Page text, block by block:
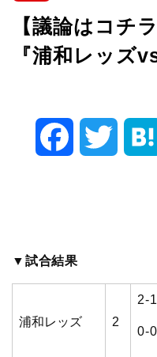
【議論はコチ
『浦和レッズ
b
o
t
e
▼試合結果
浦和レッズ 2
2-1
0-0